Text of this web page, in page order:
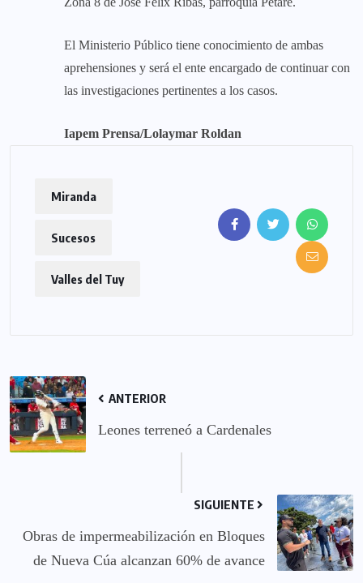
El Ministerio Público tiene conocimiento de ambas
aprehensiones y será el ente encargado de continuar con
las investigaciones pertinentes a los casos.
Iapem Prensa/Lolaymar Roldan
Miranda
Sucesos
Valles del Tuy
ANTERIOR
Leones terreneó a Cardenales
SIGUIENTE
Obras de impermeabilización en Bloques
de Nueva Cúa alcanzan 60% de avance